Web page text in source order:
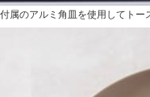
付属のアルミ角皿を使用してトー